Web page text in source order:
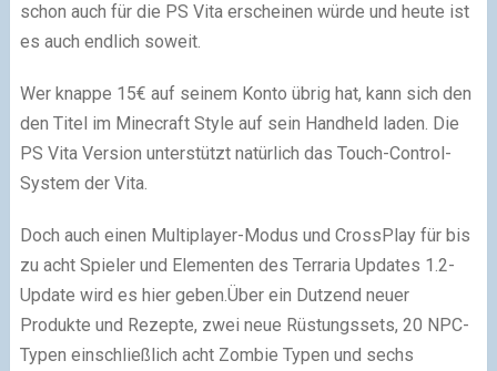
schon auch für die PS Vita erscheinen würde und heute ist
es auch endlich soweit.
Wer knappe 15€ auf seinem Konto übrig hat, kann sich den
den Titel im Minecraft Style auf sein Handheld laden. Die
PS Vita Version unterstützt natürlich das Touch-Control-
System der Vita.
Doch auch einen Multiplayer-Modus und CrossPlay für bis
zu acht Spieler und Elementen des Terraria Updates 1.2-
Update wird es hier geben.Über ein Dutzend neuer
Produkte und Rezepte, zwei neue Rüstungssets, 20 NPC-
Typen einschließlich acht Zombie Typen und sechs